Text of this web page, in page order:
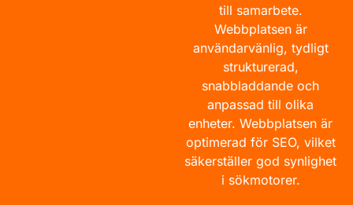
till samarbete.
Webbplatsen är
användarvänlig, tydligt
strukturerad,
snabbladdande och
anpassad till olika
enheter. Webbplatsen är
optimerad för SEO, vilket
säkerställer god synlighet
i sökmotorer.